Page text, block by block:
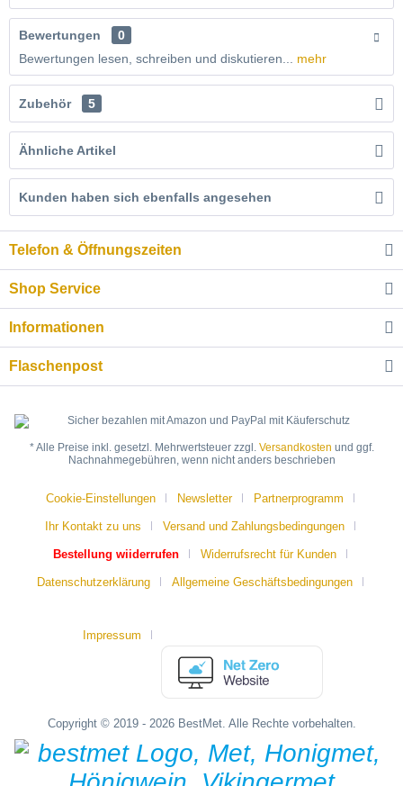
Bewertungen
0
Bewertungen lesen, schreiben und diskutieren...
mehr
Zubehör 5
Ähnliche Artikel
Kunden haben sich ebenfalls angesehen
Telefon & Öffnungszeiten
Shop Service
Informationen
Flaschenpost
* Alle Preise inkl. gesetzl. Mehrwertsteuer zzgl. Versandkosten und ggf.
Nachnahmegebühren, wenn nicht anders beschrieben
Cookie-Einstellungen Newsletter Partnerprogramm
Ihr Kontakt zu uns Versand und Zahlungsbedingungen
Bestellung wiiderrufen Widerrufsrecht für Kunden
Datenschutzerklärung Allgemeine Geschäftsbedingungen
Impressum
Copyright © 2019 - 2026 BestMet. Alle Rechte vorbehalten.